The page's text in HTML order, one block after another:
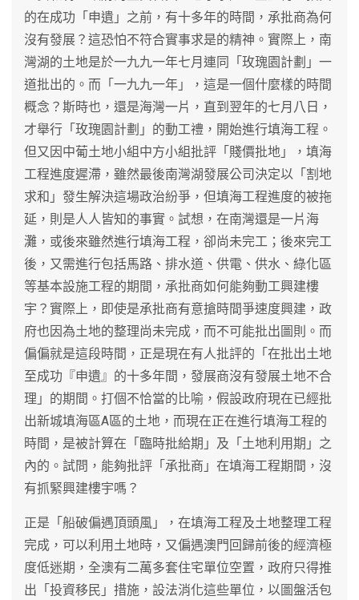
的在成功「申遺」之前，有十多年的時間，承批商為何
沒有發展？這恐怕不符合實事求是的精神。實際上，南
灣湖的土地是於一九九一年七月連同「玫瑰園計劃」一
道批出的。而「一九九一年」，這是一個什麼樣的時間
概念？斯時也，還是海灣一片，直到翌年的七月八日，
才舉行「玫瑰園計劃」的動工禮，開始進行填海工程。
但又因中葡土地小組中方小組批評「賤價批地」，填海
工程進度遲滯，雖然最後南灣湖發展公司決定以「割地
求和」發生解決這場政治紛爭，但填海工程進度的被拖
延，則是人人皆知的事實。試想，在南灣還是一片海
灘，或後來雖然進行填海工程，卻尚未完工；後來完工
後，又需進行包括馬路、排水道、供電、供水、綠化區
等基本設施工程的期間，承批商如何能夠動工興建樓
宇？實際上，即使是承批商有意搶時間爭速度興建，政
府也因為土地的整理尚未完成，而不可能批出圖則。而
偏偏就是這段時間，正是現在有人批評的「在批出土地
至成功『申遺』的十多年間，發展商沒有發展土地不合
理」的期間。打個不恰當的比喻，假設政府現在已經批
出新城填海區A區的土地，而現在正在進行填海工程的
時間，是被計算在「臨時批給期」及「土地利用期」之
內的。試問，能夠批評「承批商」在填海工程期間，沒
有抓緊興建樓宇嗎？
正是「船破偏遇頂頭風」，在填海工程及土地整理工程
完成，可以利用土地時，又偏遇澳門回歸前後的經濟極
度低迷期，全澳有二萬多套住宅單位空置，政府只得推
出「投資移民」措施，設法消化這些單位，以圖盤活包